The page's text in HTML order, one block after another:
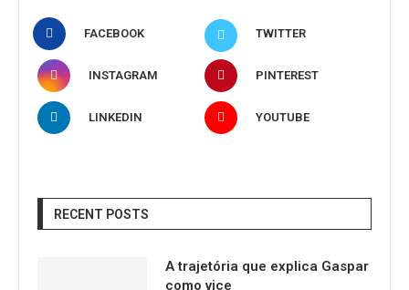
FACEBOOK TWITTER
INSTAGRAM PINTEREST
LINKEDIN YOUTUBE
RECENT POSTS
A trajetória que explica Gaspar
como vice